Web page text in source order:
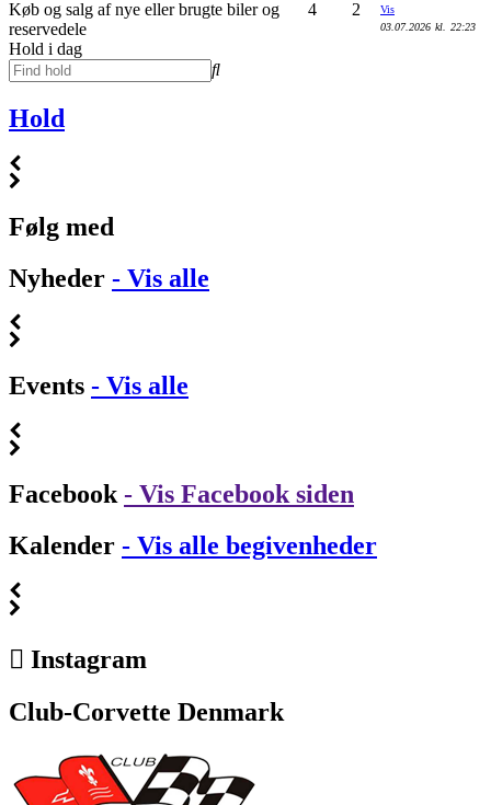
Køb og salg af nye eller brugte biler og
reservedele
4 2
Vis
03.07.2026 kl. 22:23
Hold i dag
Hold
Følg med
Nyheder - Vis alle
Events - Vis alle
Facebook - Vis Facebook siden
Kalender - Vis alle begivenheder
Instagram
Club-Corvette Denmark